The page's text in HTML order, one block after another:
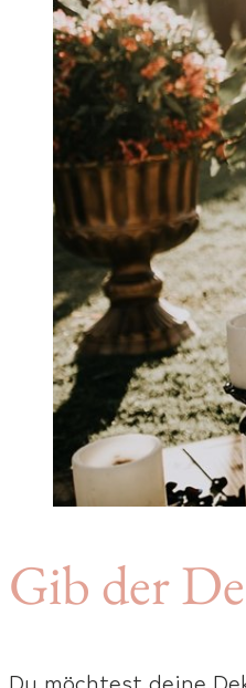
Gib der
Du möchtest deine